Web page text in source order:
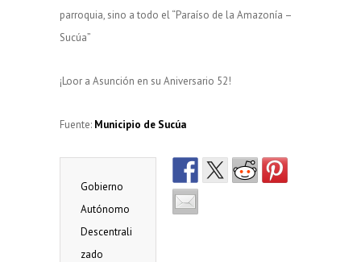
parroquia, sino a todo el “Paraíso de la Amazonía –
Sucúa”
¡Loor a Asunción en su Aniversario 52!
Fuente: Municipio de Sucúa
Gobierno
Autónomo
Descentrali
zado